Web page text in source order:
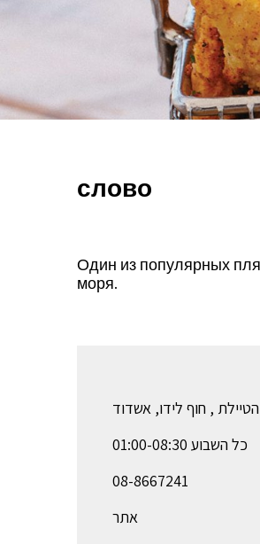
слово
Один из популярных
моря.
הטיילת , חוף לידו, אשדוד
כל השבוע 01:00-08:30
08-8667241
אתר